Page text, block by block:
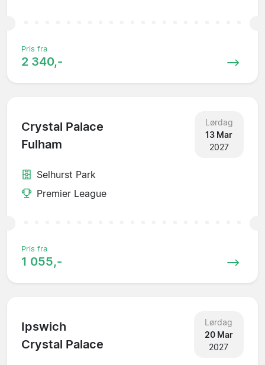
Pris fra
2 340,-
Crystal Palace
Fulham
Lørdag
13 Mar
2027
Selhurst Park
Premier League
Pris fra
1 055,-
Ipswich
Crystal Palace
Lørdag
20 Mar
2027